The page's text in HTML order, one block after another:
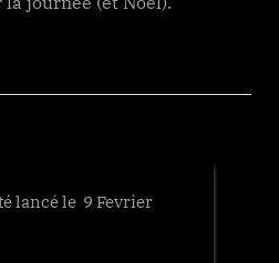
lancé le 9 Fevrier